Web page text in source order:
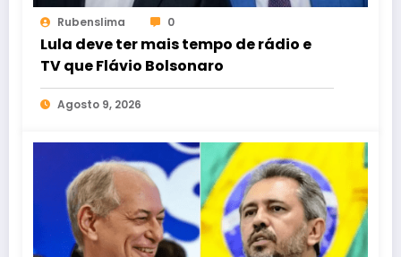
Rubenslima 0
Lula deve ter mais tempo de rádio e
TV que Flávio Bolsonaro
Agosto 9, 2026